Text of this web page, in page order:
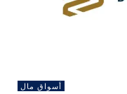
أسواق مال